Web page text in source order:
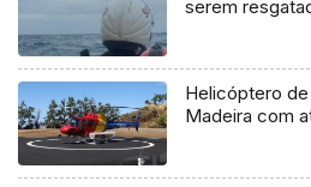
serem
Helicóptero
Madeira com